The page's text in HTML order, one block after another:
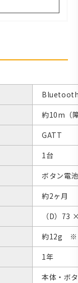
約10m（
GATT
1台
ボタン電
約2ヶ月
（D）
約12g ※
1年
本体・ボ